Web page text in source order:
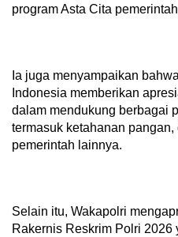
program Asta Cita
Ia juga menyampaikan
Indonesia memberikan
dalam mendukung berbagai
termasuk ketahanan
pemerintah lainnya.
Selain itu, Wakapolri
Rakernis Reskrim Polri 2026